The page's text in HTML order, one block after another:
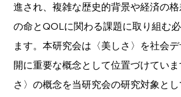
進され、複雑な歴史的背景や経済の
の命とQOLに関わる課題に取り組む
ます。本研究会は〈美しさ〉を社会
開に重要な概念として位置づけてい
さ〉の概念を当研究会の研究対象と